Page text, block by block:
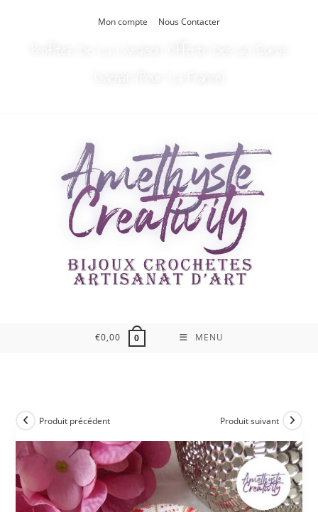
Mon compte Nous Contacter
€0,00 0 MENU
Produit précédent Produit suivant